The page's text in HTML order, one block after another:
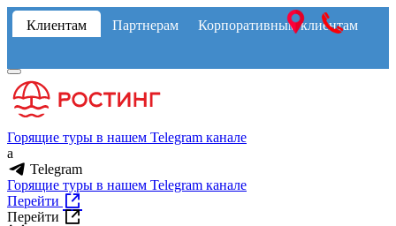
Клиентам Партнерам Корпоративным клиентам
Горящие туры в нашем Telegram канале
a
Telegram
Горящие туры в нашем Telegram канале
Перейти
Перейти